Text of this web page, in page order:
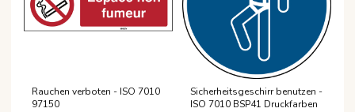
Rauchen verboten - ISO 7010
97150
Sicherheitsgeschirr benutzen -
ISO 7010 BSP41 Druckfarben